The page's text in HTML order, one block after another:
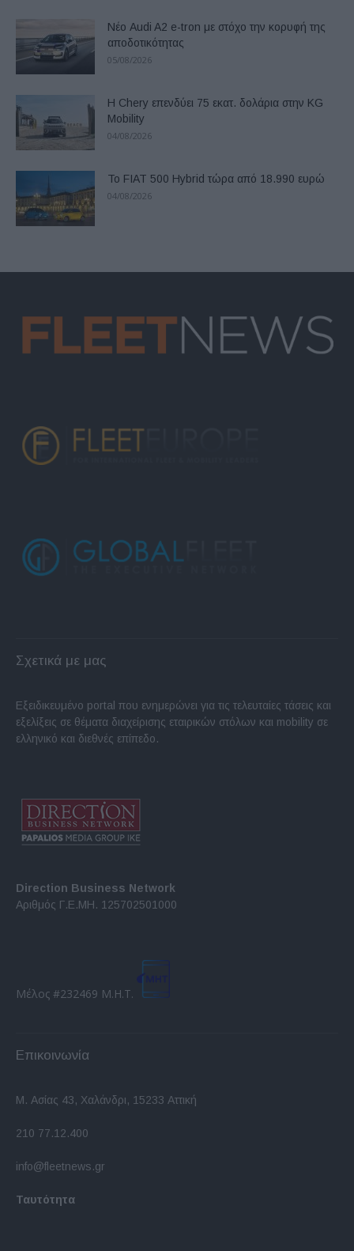
Νέο Audi A2 e-tron με στόχο την κορυφή της
αποδοτικότητας
05/08/2026
Η Chery επενδύει 75 εκατ. δολάρια στην KG
Mobility
04/08/2026
Το FIAT 500 Hybrid τώρα από 18.990 ευρώ
04/08/2026
Σχετικά με μας
Εξειδικευμένο portal που ενημερώνει για τις τελευταίες τάσεις και
εξελίξεις σε θέματα διαχείρισης εταιρικών στόλων και mobility σε
ελληνικό και διεθνές επίπεδο.
Direction Business Network
Αριθμός Γ.Ε.ΜΗ. 125702501000
Μέλος #232469 Μ.Η.Τ.
Επικοινωνία
Μ. Ασίας 43, Χαλάνδρι, 15233 Αττική
210 77.12.400
info@fleetnews.gr
Ταυτότητα